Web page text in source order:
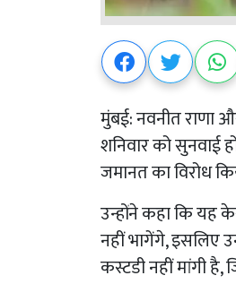
मुंबई: नवनीत राणा
शनिवार को सुनवाई
जमानत का विरोध
उन्होंने कहा कि यह
नहीं भागेंगे, इसलिए
कस्टडी नहीं मांगी